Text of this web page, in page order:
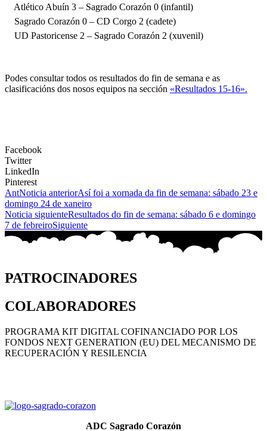
Atlético Abuín 3 – Sagrado Corazón 0 (infantil)
Sagrado Corazón 0 – CD Corgo 2 (cadete)
UD Pastoricense 2 – Sagrado Corazón 2 (xuvenil)
Podes consultar todos os resultados do fin de semana e as
clasificacións dos nosos equipos na sección «Resultados 15-16».
Facebook
Twitter
LinkedIn
Pinterest
AntNoticia anteriorAsí foi a xornada da fin de semana: sábado 23 e
domingo 24 de xaneiro
Noticia siguienteResultados do fin de semana: sábado 6 e domingo
7 de febreiroSiguiente
PATROCINADORES
COLABORADORES
PROGRAMA KIT DIGITAL COFINANCIADO POR LOS
FONDOS NEXT GENERATION (EU) DEL MECANISMO DE
RECUPERACIÓN Y RESILENCIA
ADC Sagrado Corazón